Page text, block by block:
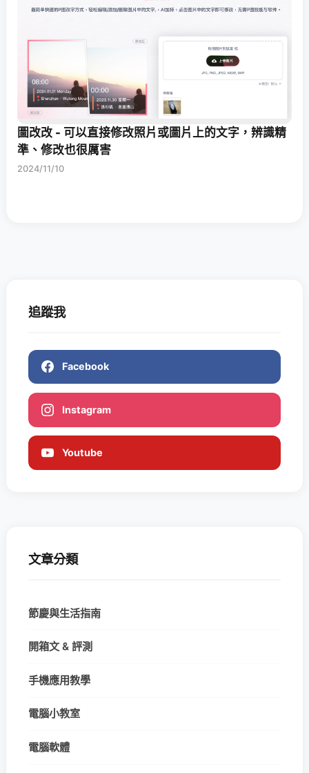
圖改改 - 可以直接修改照片或圖片上的文字，辨識精
準、修改也很厲害
2024/11/10
追蹤我
Facebook
Instagram
Youtube
文章分類
節慶與生活指南
開箱文 & 評測
手機應用教學
電腦小教室
電腦軟體